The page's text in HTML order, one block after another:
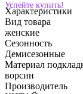
Успейте купить!
Характеристики
Вид товара
женские
Сезонность
Демисезонные
Материал
ворсин
Производитель